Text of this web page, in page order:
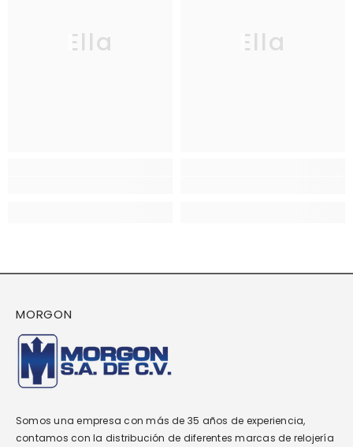
Ella Ella
MORGON
Somos una empresa con más de 35 años de experiencia,
contamos con la distribución de diferentes marcas de relojería